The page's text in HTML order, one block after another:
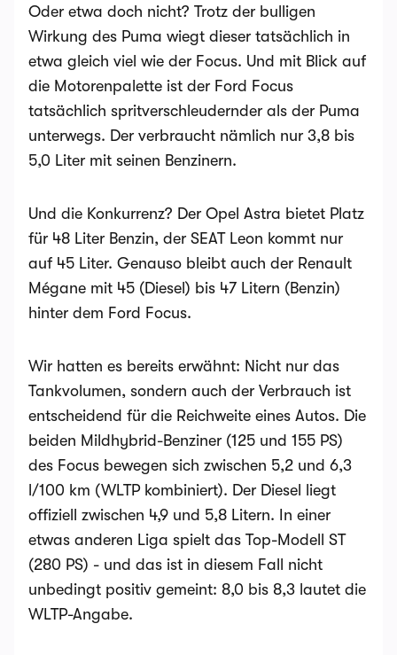
Oder etwa doch nicht? Trotz der bulligen
Wirkung des Puma wiegt dieser tatsächlich in
etwa gleich viel wie der Focus. Und mit Blick auf
die Motorenpalette ist der Ford Focus
tatsächlich spritverschleudernder als der Puma
unterwegs. Der verbraucht nämlich nur 3,8 bis
5,0 Liter mit seinen Benzinern.
Und die Konkurrenz? Der Opel Astra bietet Platz
für 48 Liter Benzin, der SEAT Leon kommt nur
auf 45 Liter. Genauso bleibt auch der Renault
Mégane mit 45 (Diesel) bis 47 Litern (Benzin)
hinter dem Ford Focus.
Wir hatten es bereits erwähnt: Nicht nur das
Tankvolumen, sondern auch der Verbrauch ist
entscheidend für die Reichweite eines Autos. Die
beiden Mildhybrid-Benziner (125 und 155 PS)
des Focus bewegen sich zwischen 5,2 und 6,3
l/100 km (WLTP kombiniert). Der Diesel liegt
offiziell zwischen 4,9 und 5,8 Litern. In einer
etwas anderen Liga spielt das Top-Modell ST
(280 PS) - und das ist in diesem Fall nicht
unbedingt positiv gemeint: 8,0 bis 8,3 lautet die
WLTP-Angabe.